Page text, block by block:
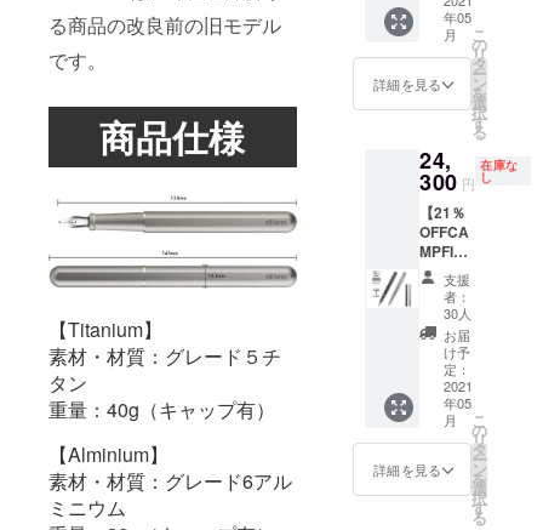
る商品の改良前の旧モデル
です。
商品仕様
【Titanium】
素材・材質：グレード５チ
タン
重量：40g（キャップ有）
【Alminium】
素材・材質：グレード6アル
ミニウム
より出
荷時期
が遅れ
があり
ます。
た場
合、正
規販売
販売予
定価格
能性も
ござい
ます。
※ご注文
状況、
使用部
材の供
給状
況、製
造工程
上の都
合等に
より出
荷時期
が遅れ
があり
ます。
（販売
予定価
格
32,450
円の
30％OF
m INK
Alminiu
m（万
年筆：
アル
ミ）の
カラー
は５色
からお
選びい
ただけ
ます。
※専用ク
リップ
のカ
２色か
らお選
INK
Titaniu
m（万
年筆：
ン）×１
予定価
格
30,800
円の
22％OF
F）
※stilfor
m INK
Titaniu
m（万
年筆：
チタ
ン）の
カラー
は２色
からお
選びい
年05
月
詳細を見る
こ
の
リ
タ
ー
ン
を
選
択
す
る
24,
300 円
在庫な
し
【21％
OFFCA
MPFIRE
割】
stilform
INK
Titaniu
m（チ
タン万
年筆）
stilform
INK
Titaniu
m（万
年筆：
チタ
支援
者：
30人
お届
け予
定：
2021
年05
月
詳細を見る
こ
の
リ
タ
ー
ン
を
選
択
す
る